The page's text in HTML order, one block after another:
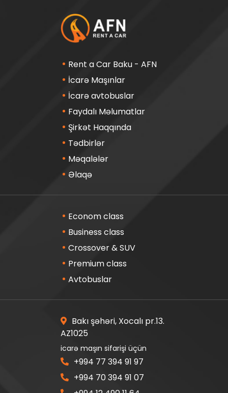
Rent a Car Baku - AFN
İcarə Maşınlar
İcarə avtobuslar
Faydalı Məlumatlar
Şirkət Haqqında
Tədbirlər
Məqalələr
Əlaqə
Econom class
Business class
Crossover & SUV
Premium class
Avtobuslar
Bakı şəhəri, Xocalı pr.13.
AZ1025
icarə maşın sifarişi üçün
+994 77 394 91 97
+994 70 394 91 07